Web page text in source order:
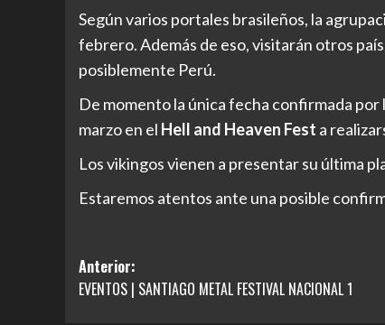
Según varios portales brasileños, la
febrero. Además de eso, visitarán otros
posiblemente Perú.
De momento la única fecha confirmada por
marzo en el Hell and Heaven Fest a
Los vikingos vienen a presentar su última
Estaremos atentos ante una posible
Navegación
de
Anterior:
EVENTOS | SANTIAGO METAL FESTIVAL NACIONAL 1